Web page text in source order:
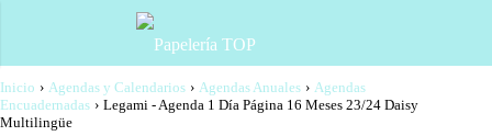
Inicio › Agendas y Calendarios › Agendas Anuales › Agendas
Encuadernadas › Legami - Agenda 1 Día Página 16 Meses 23/24 Daisy
Multilingüe